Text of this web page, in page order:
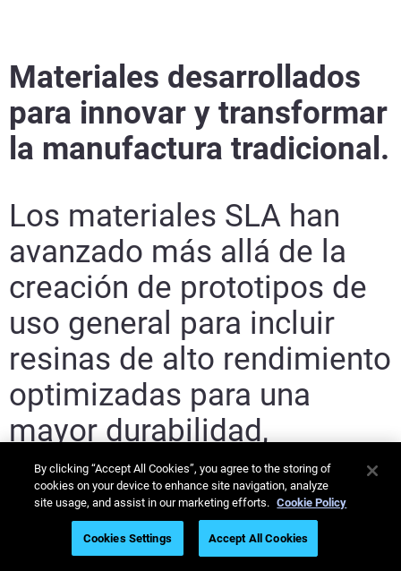
Materiales desarrollados
para innovar y transformar
la manufactura tradicional.
Los materiales SLA han
avanzado más allá de la
creación de prototipos de
uso general para incluir
resinas de alto rendimiento
optimizadas para una
mayor durabilidad,
resistencia a altas
temperaturas y
reproducción de detalles
By clicking “Accept All Cookies”, you agree to the storing of
cookies on your device to enhance site navigation, analyze
site usage, and assist in our marketing efforts. Cookie Policy
Cookies Settings Accept All Cookies